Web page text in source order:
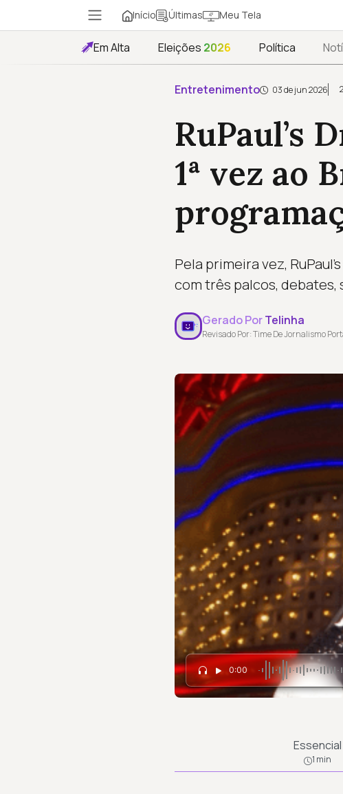
Início Últimas Meu Tela
Em Alta Eleições 2026 Política
Entretenimento 03 de jun 2026
RuPaul’s
1ª vez ao
Pela primeira vez,
com três palcos,
Gerado PorTelinha
Revisado Por: Time De Jornalismo
0:00
Essencial
1 min